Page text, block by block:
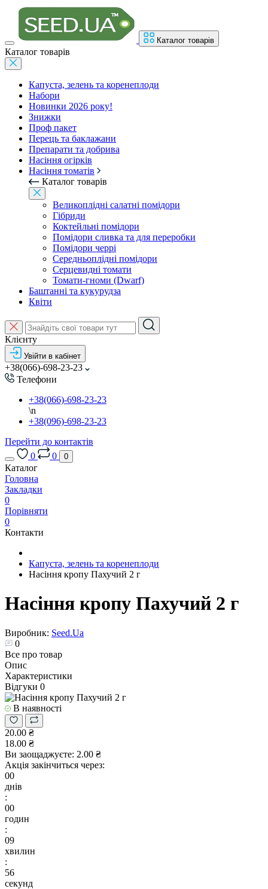
Каталог товарів
Каталог товарів
Капуста, зелень та коренеплоди
Набори
Новинки 2026 року!
Знижки
Проф пакет
Перець та баклажани
Препарати та добрива
Насіння огірків
Насіння томатів
Каталог товарів
Великоплідні салатні помідори
Гібриди
Коктейльні помідори
Помідори сливка та для переробки
Помідори черрі
Середньоплідні помідори
Серцевидні томати
Томати-гноми (Dwarf)
Баштанні та кукурудза
Квіти
Клієнту
Увійти в кабінет
+38(066)-698-23-23
Телефони
+38(066)-698-23-23
\n
+38(096)-698-23-23
Перейти до контактів
0
0 0
Каталог
Головна
Закладки
0
Порівняти
0
Контакти
Капуста, зелень та коренеплоди
Насіння кропу Пахучий 2 г
Насіння кропу Пахучий 2 г
Виробник: Seed.Ua
0
Все про товар
Опис
Характеристики
Відгуки 0
В наявності
20.00 ₴
18.00 ₴
Ви заощаджуєте: 2.00 ₴
Акція закінчиться через:
00
днів
:
00
годин
:
09
хвилин
:
55
секунд